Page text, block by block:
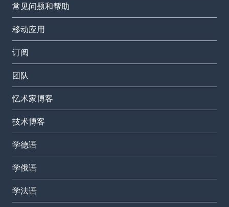
常见问题和帮助
移动应用
订阅
团队
忆术家博客
技术博客
学德语
学俄语
学法语